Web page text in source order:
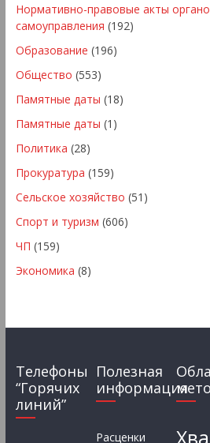
Нормативно-правовые акты
самоуправления (192)
Образование (196)
Общество (553)
Памятные даты (18)
Памятные даты (1)
Политика (28)
Прокуратура (159)
Сельское хозяйство (51)
Спорт и туризм (606)
ЧП (159)
Экономика (8)
Телефоны
“Горячих
линий”
Полезная
информация
Расценки